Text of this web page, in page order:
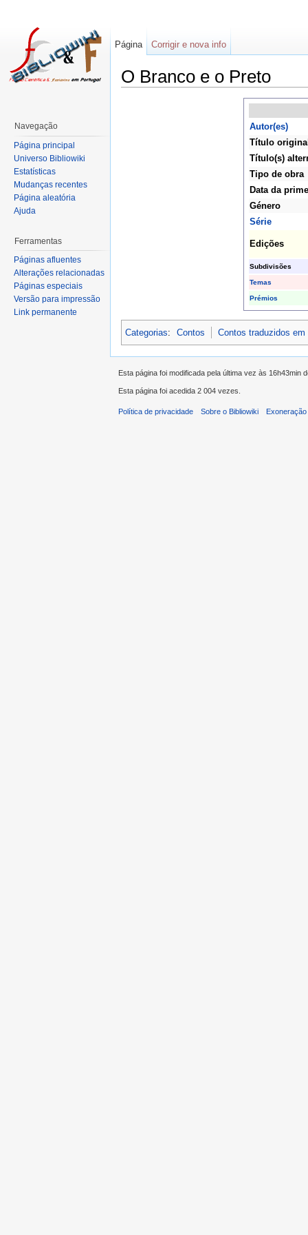
O Branco e o Preto
Autor(es)
Título
Título(s)
Tipo de obra
Data da
Género
Série
Edições
Subdivisões
Temas
Prémios
Categorias: Contos Contos traduzidos em
Página Corrigir e nova info
Navegação
Página principal
Universo Bibliowiki
Estatísticas
Mudanças recentes
Página aleatória
Ajuda
Ferramentas
Páginas afluentes
Alterações relacionadas
Páginas especiais
Versão para impressão
Link permanente
Esta página foi modificada pela última vez às 16h43min
Esta página foi acedida 2 004 vezes.
Política de privacidade Sobre o Bibliowiki